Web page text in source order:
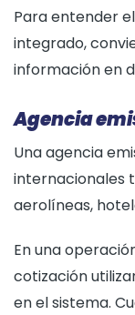
Para entender
integrado,
información en
Agencia
Una agencia
internacionales
aerolíneas,
En una
cotización
en el sistema.